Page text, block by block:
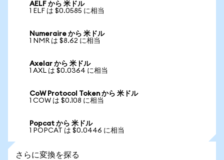
AELF から 米ドル
1 ELF は $0.0585 に相当
Numeraire から 米ドル
1 NMR は $8.62 に相当
Axelar から 米ドル
1 AXL は $0.0364 に相当
CoW Protocol Token から 米ドル
1 COW は $0.108 に相当
Popcat から 米ドル
1 POPCAT は $0.0446 に相当
さらに変換を探る